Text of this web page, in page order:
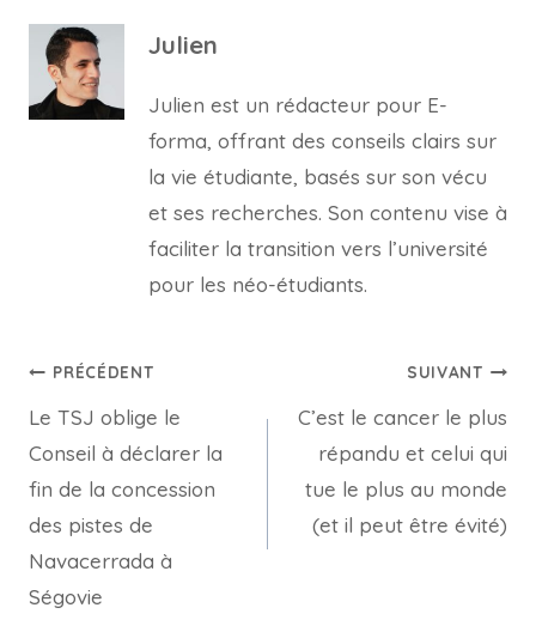
Julien
Julien est un rédacteur pour E-
forma, offrant des conseils clairs sur
la vie étudiante, basés sur son vécu
et ses recherches. Son contenu vise à
faciliter la transition vers l’université
pour les néo-étudiants.
Navigation
de
l’article
PRÉCÉDENT
Le TSJ oblige le
Conseil à déclarer la
fin de la concession
des pistes de
Navacerrada à
Ségovie
SUIVANT
C’est le cancer le plus
répandu et celui qui
tue le plus au monde
(et il peut être évité)